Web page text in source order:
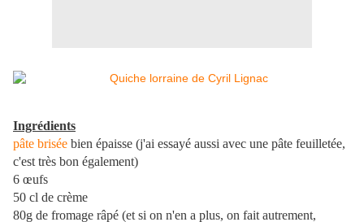
Ingrédients
pâte brisée bien épaisse (j'ai essayé aussi avec une pâte feuilletée,
c'est très bon également)
6 œufs
50 cl de crème
80g de fromage râpé (et si on n'en a plus, on fait autrement,